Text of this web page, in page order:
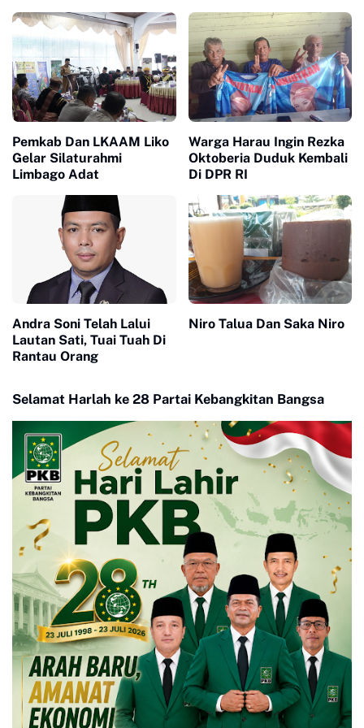
Pemkab Dan LKAAM Liko
Gelar Silaturahmi
Limbago Adat
Warga Harau Ingin Rezka
Oktoberia Duduk Kembali
Di DPR RI
Andra Soni Telah Lalui
Lautan Sati, Tuai Tuah Di
Rantau Orang
Niro Talua Dan Saka Niro
Selamat Harlah ke 28 Partai Kebangkitan Bangsa